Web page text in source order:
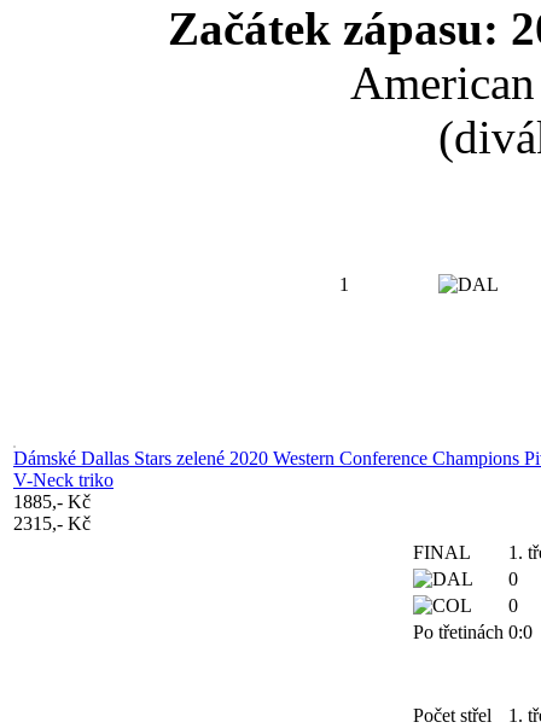
Začátek zápasu:
1
Dámské Dallas Stars zelené 2020 Western Conference Champions
V-Neck triko
1885,- Kč
2315,- Kč
FINAL
1.
0
0
Po třetinách 0:0
Počet střel
1.